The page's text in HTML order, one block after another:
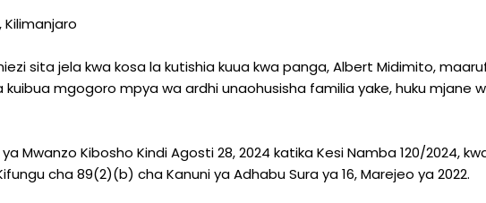
Kilimanjaro
sita jela kwa kosa la kutishia kuua kwa panga, Albert Midimito,
kuibua mgogoro mpya wa ardhi unaohusisha familia yake, huku mjane
Mwanzo Kibosho Kindi Agosti 28, 2024 katika Kesi Namba 120/2024,
cha 89(2)(b) cha Kanuni ya Adhabu Sura ya 16, Marejeo ya 2022.